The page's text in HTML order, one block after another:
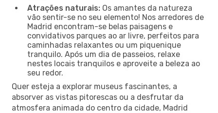
Atrações naturais: Os amantes da natureza
vão sentir-se no seu elemento! Nos arredores de
Madrid encontram-se belas paisagens e
convidativos parques ao ar livre, perfeitos para
caminhadas relaxantes ou um piquenique
tranquilo. Após um dia de passeios, relaxe
nestes locais tranquilos e aproveite a beleza ao
seu redor.
Quer esteja a explorar museus fascinantes, a
absorver as vistas pitorescas ou a desfrutar da
atmosfera animada do centro da cidade, Madrid